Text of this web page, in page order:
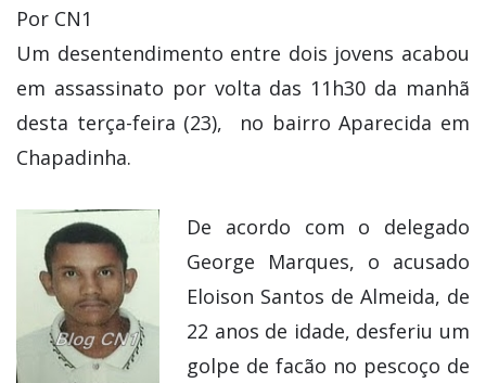
Por CN1
Um desentendimento entre dois jovens acabou
em assassinato por volta das 11h30 da manhã
desta terça-feira (23), no bairro Aparecida em
Chapadinha.
De acordo com o delegado
George Marques, o acusado
Eloison Santos de Almeida, de
22 anos de idade, desferiu um
golpe de facão no pescoço de